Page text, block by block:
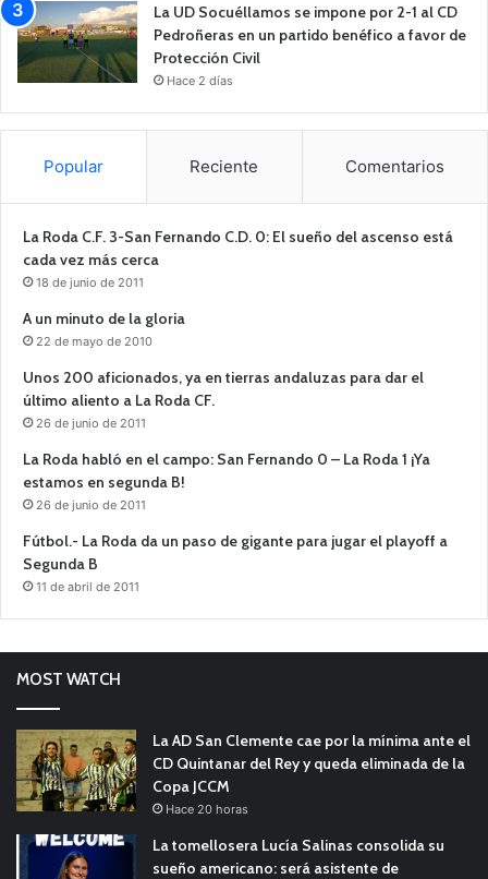
La UD Socuéllamos se impone por 2-1 al CD
Pedroñeras en un partido benéfico a favor de
Protección Civil
Hace 2 días
Popular Reciente Comentarios
La Roda C.F. 3-San Fernando C.D. 0: El sueño del ascenso está
cada vez más cerca
18 de junio de 2011
A un minuto de la gloria
22 de mayo de 2010
Unos 200 aficionados, ya en tierras andaluzas para dar el
último aliento a La Roda CF.
26 de junio de 2011
La Roda habló en el campo: San Fernando 0 – La Roda 1 ¡Ya
estamos en segunda B!
26 de junio de 2011
Fútbol.- La Roda da un paso de gigante para jugar el playoff a
Segunda B
11 de abril de 2011
MOST WATCH
La AD San Clemente cae por la mínima ante el
CD Quintanar del Rey y queda eliminada de la
Copa JCCM
Hace 20 horas
La tomellosera Lucía Salinas consolida su
sueño americano: será asistente de